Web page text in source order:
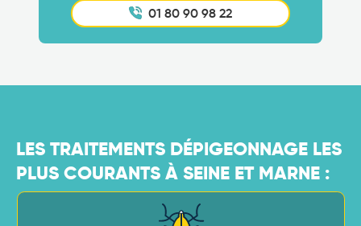
01 80 90 98 22
LES TRAITEMENTS DÉPIGEONNAGE LES
PLUS COURANTS À SEINE ET MARNE :